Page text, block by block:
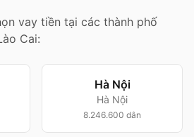
vay tiền tại các thành phố
Cai:
Hà Nội
Hà Nội
8.246.600 dân